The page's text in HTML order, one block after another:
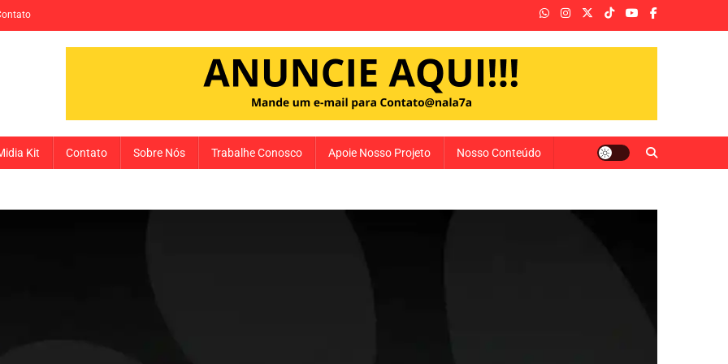
Kit Contato Sobre Nós Trabalhe Conosco Apoie Nosso Projeto Nosso Conteúdo